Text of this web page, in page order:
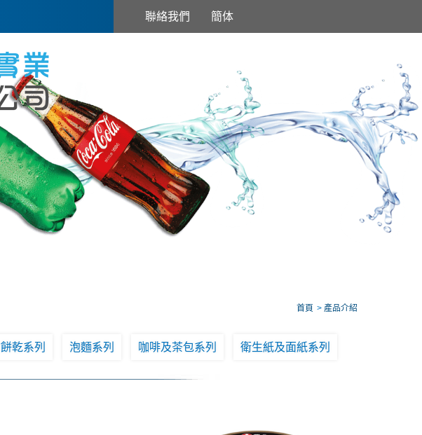
聯絡我們 簡体
首頁 產品介紹
餅乾系列 泡麵系列 咖啡及茶包系列 衛生紙及面紙系列